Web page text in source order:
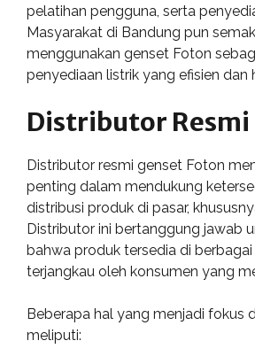
pelatihan pengguna, serta
Masyarakat di Bandung pun
menggunakan genset Foton
penyediaan listrik yang efisien dan
Distributor Resmi
Distributor resmi genset Foton
penting dalam mendukung
distribusi produk di pasar,
Distributor ini bertanggung jawab
bahwa produk tersedia di berbagai
terjangkau oleh konsumen yang
Beberapa hal yang menjadi fokus
meliputi: